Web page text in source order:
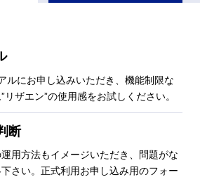
ルにお申し込みいただき、機能制限な
リザエン”の使用感をお試しください。
断
用方法もイメージいただき、問題がな
さい。正式利用お申し込み用のフォー